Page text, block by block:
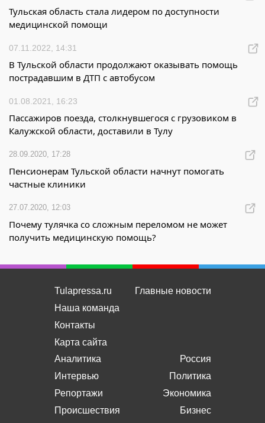
Тульская область стала лидером по доступности
медицинской помощи
07.11.2022, 14:31
В Тульской области продолжают оказывать помощь
пострадавшим в ДТП с автобусом
01.08.2021, 16:23
Пассажиров поезда, столкнувшегося с грузовиком в
Калужской области, доставили в Тулу
28.09.2020, 17:28
Пенсионерам Тульской области начнут помогать
частные клиники
27.07.2020, 12:03
Почему тулячка со сложным переломом не может
получить медицинскую помощь?
Tulapressa.ru
Наша команда
Контакты
Карта сайта
Главные новости
Аналитика
Интервью
Репортажи
Происшествия
Россия
Политика
Экономика
Бизнес